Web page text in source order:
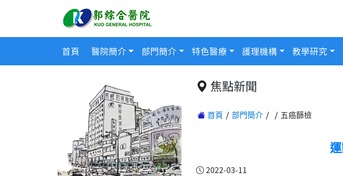
首頁 醫院簡介 部門簡介 特色醫療 護理機構 教學研究
焦點新聞
首頁 部門簡介 五癌篩檢
2022-03-11